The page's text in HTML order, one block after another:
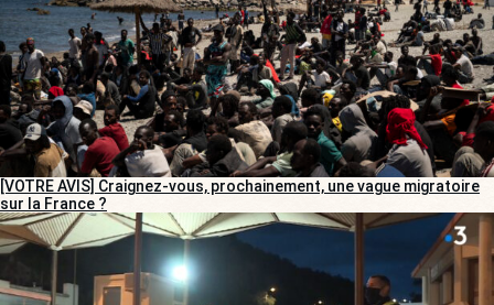
[VOTRE AVIS] Craignez-vous, prochainement, une vague migratoire
sur la France ?